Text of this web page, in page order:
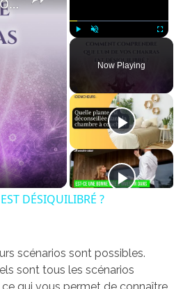
Unmute Fullscreen
Now Playing
☯ COMMENT COMPRENDRE QUE L'UN DE VOS CHAKRAS EST DÉSIQUILIBRÉ ?
DÉSIQUILIBRÉ ?
scénarios sont possibles.
sont tous les scénarios